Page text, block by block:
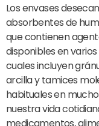
Los envases
absorbentes de
que contienen
disponibles en
cuales incluyen
arcilla y tamices
habituales en
nuestra vida
medicamentos,